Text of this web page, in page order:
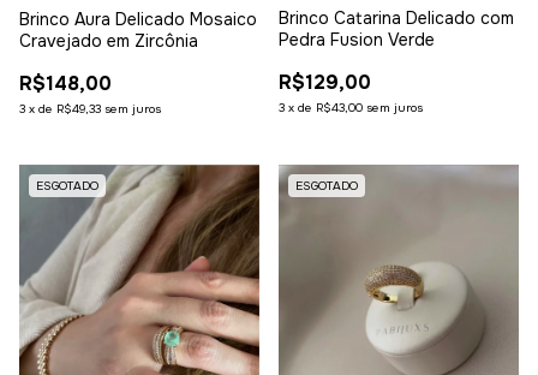
Brinco Aura Delicado Mosaico
Cravejado em Zircônia
R$148,00
3 x de R$49,33 sem juros
Brinco Catarina Delicado com
Pedra Fusion Verde
R$129,00
3 x de R$43,00 sem juros
ESGOTADO ESGOTADO